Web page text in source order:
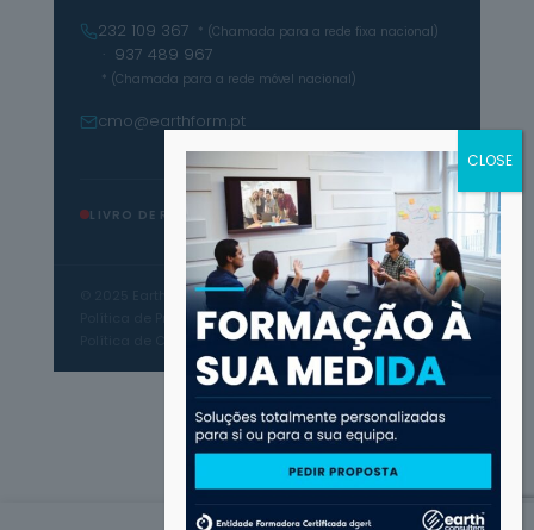
232 109 367
* (Chamada para a rede fixa nacional)
· 937 489 967
* (Chamada para a rede móvel nacional)
cmo@earthform.pt
LIVRO DE RECLAMAÇÕES
© 2025 Earth Consulters · Todos os direitos reservados
Política de PrivacidadeTermos e Condições
Política de Cookies